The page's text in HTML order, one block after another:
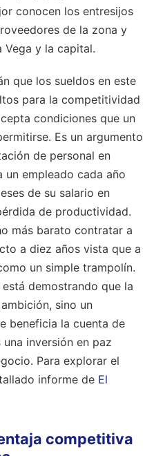
conocen los entresijos
de la zona y
Vega y la capital.
que los sueldos en este
para la competitividad
condiciones que un
Es un argumento
de personal en
un empleado cada año
de su salario en
de productividad.
más barato contratar a
a diez años vista que a
un simple trampolín.
demostrando que la
sino un
beneficia la cuenta de
inversión en paz
Para explorar el
informe de El
competitiva